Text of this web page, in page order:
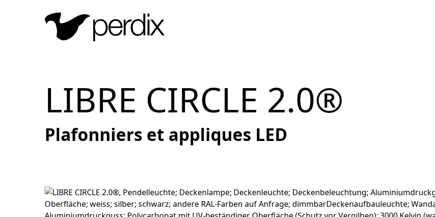
LIBRE CIRCLE 2.0®
Plafonniers et appliques LED